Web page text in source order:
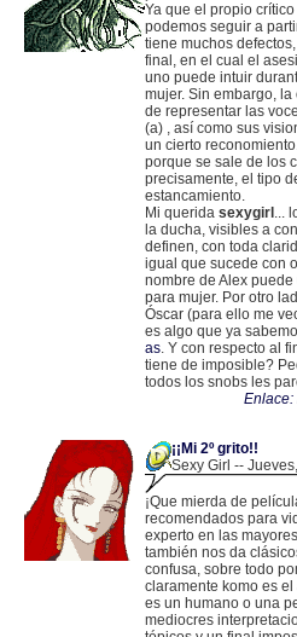
Ya que el propio
podemos seguir a
tiene muchos
final, en el cual el
uno puede intuir
mujer. Sin embargo,
de representar las
(a) , así como sus
un cierto
porque se sale de los
precisamente, el tipo
estancamiento.
Mi querida sexygirl ...
la ducha, visibles a
definen, con toda
igual que sucede con
nombre de Alex
para mujer. Por otro
Óscar (para ello me
es algo que ya
as. Y con respecto al
tiene de imposible?
todos los snobs les
Enlace:
¡¡Mi 2º grito!!
Sexy Girl --
¡Que mierda de
recomendados para
experto en las
también nos da
confusa, sobre todo
claramente komo es
es un humano o una
mediocres